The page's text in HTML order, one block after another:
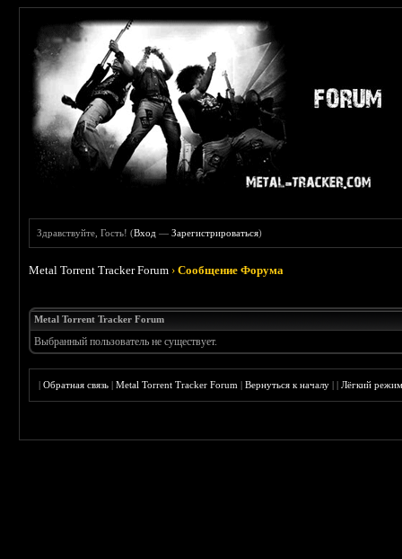
Здравствуйте, Гость! (Вход —Зарегистрироваться)
Metal Torrent Tracker Forum ›Сообщение Форума
Metal Torrent Tracker Forum
Выбранный пользователь не существует.
|Обратная связь |Metal Torrent Tracker Forum |Вернуться к началу ||Лёгкий